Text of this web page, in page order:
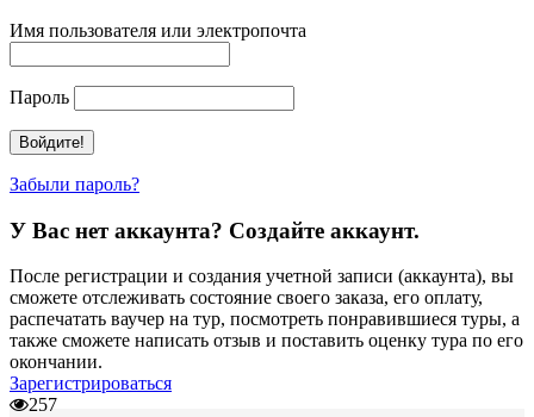
Имя пользователя или электропочта
Пароль
Забыли пароль?
У Вас нет аккаунта? Создайте аккаунт.
После регистрации и создания учетной записи (аккаунта), вы
сможете отслеживать состояние своего заказа, его оплату,
распечатать ваучер на тур, посмотреть понравившиеся туры, а
также сможете написать отзыв и поставить оценку тура по его
окончании.
Зарегистрироваться
257